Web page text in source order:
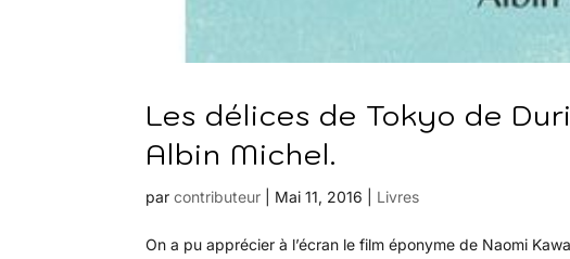
Les délices de Tokyo de
Albin Michel.
parcontributeur Mai 11, 2016 Livres
On a pu apprécier à l’écran le film éponyme de Naomi